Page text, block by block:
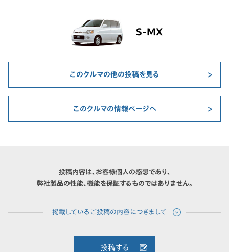
S-MX
このクルマの他の投稿を見る
このクルマの情報ページへ
投稿内容は、お客様個人の感想であり、
弊社製品の性能、機能を保証するものではありません。
投稿する